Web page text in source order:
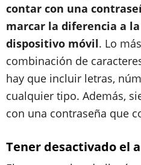
contar con una
marcar la diferencia a
dispositivo móvil. Lo
combinación de
hay que incluir letras,
cualquier tipo. Además,
con una contraseña que
Tener desactivado el